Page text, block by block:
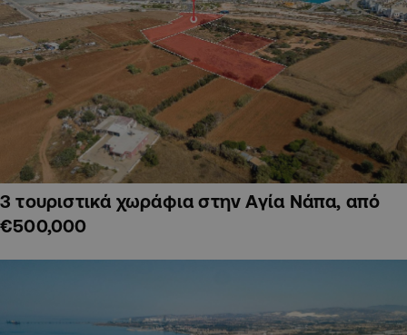
3 τουριστικά χωράφια στην Αγία Νάπα, από
€500,000